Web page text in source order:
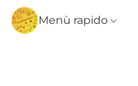
Menù rapido